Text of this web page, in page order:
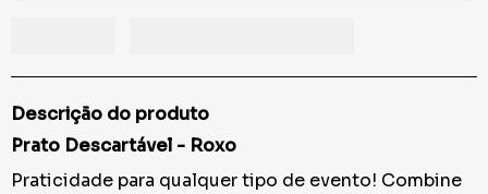
Descrição do produto
Prato Descartável - Roxo
Praticidade para qualquer tipo de evento! Combine